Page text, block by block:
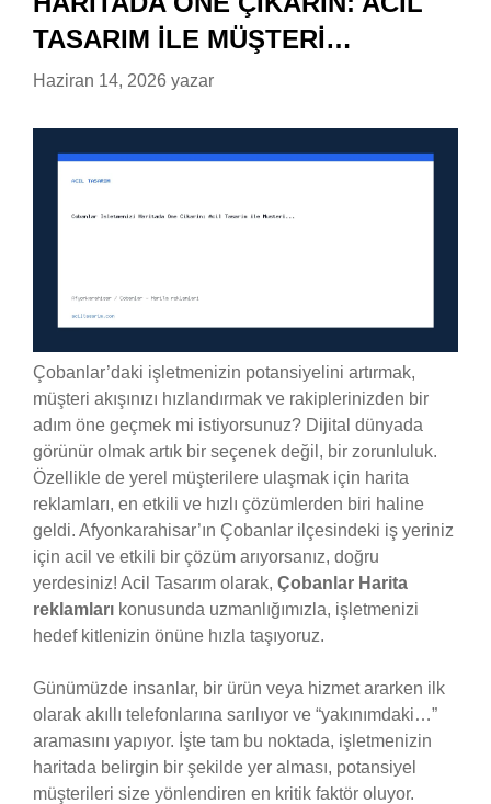
TASARIM ILE MÜŞTERI…
Haziran 14, 2026 yazar
Çobanlar’daki işletmenizin potansiyelini artırmak,
müşteri akışınızı hızlandırmak ve rakiplerinizden bir
adım öne geçmek mi istiyorsunuz? Dijital dünyada
görünür olmak artık bir seçenek değil, bir zorunluluk.
Özellikle de yerel müşterilere ulaşmak için harita
reklamları, en etkili ve hızlı çözümlerden biri haline
geldi. Afyonkarahisar’ın Çobanlar ilçesindeki iş yeriniz
için acil ve etkili bir çözüm arıyorsanız, doğru
yerdesiniz! Acil Tasarım olarak, Çobanlar Harita
reklamları konusunda uzmanlığımızla, işletmenizi
hedef kitlenizin önüne hızla taşıyoruz.
Günümüzde insanlar, bir ürün veya hizmet ararken ilk
olarak akıllı telefonlarına sarılıyor ve “yakınımdaki…”
aramasını yapıyor. İşte tam bu noktada, işletmenizin
haritada belirgin bir şekilde yer alması, potansiyel
müşterileri size yönlendiren en kritik faktör oluyor.